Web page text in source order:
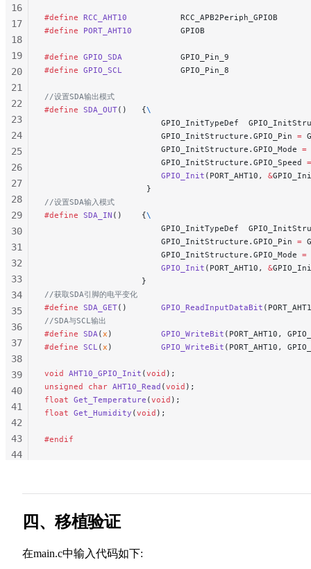
287
288
289
290
291
292
293
294
295
296
297
298
299
300
301
302
303
304
305
306
307
308
309
310
311
312
313
314
315
319
320
321
#define RCC_AHT10
           RCC_APB2Periph_GPIOB
#define PORT_AHT10
          GPIOB
#define GPIO_SDA
            GPIO_Pin_9
#define GPIO_SCL
            GPIO_Pin_8
//设置SDA输出模式
#define SDA_OUT()   {\
GPIO_InitTypeDef
                        GPIO_InitStructure.GPIO_Pin
=
                        GPIO_InitStructure.GPIO_Mode
=
                        GPIO_InitStructure.GPIO_Speed
=
                        GPIO_Init
(PORT_AHT10, &
                     }
//设置SDA输入模式
#define SDA_IN ()    {\
GPIO_InitTypeDef
                        GPIO_InitStructure.GPIO_Pin
=
                        GPIO_InitStructure.GPIO_Mode
=
                        GPIO_Init
(PORT_AHT10, &
                    }
//获取SDA引脚的电平变化
#define SDA_GET() GPIO_ReadInputDataBit
//SDA与SCL输出
#define SDA (x ) GPIO_WriteBit (PORT_AHT10,
#define SCL (x ) GPIO_WriteBit (PORT_AHT10,
void AHT10_GPIO_Init (void );
unsigned char AHT10_Read (void );
float Get_Temperature (void );
float Get_Humidity (void );
#endif
16
17
18
19
20
21
22
23
24
25
26
27
28
29
30
31
32
33
34
35
36
37
38
39
40
41
42
43
44
四、移植验证
在main.c中输入代码如下: